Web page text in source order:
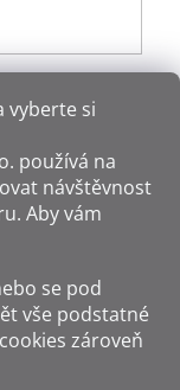
vyberte si
používá na
návštěvnost
Aby vám
se pod
vše podstatné
zároveň